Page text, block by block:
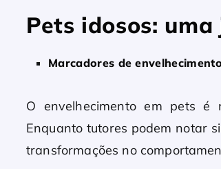
Pets idosos:
Marcadores de
O envelhecimento em pets é
Enquanto tutores podem notar
transformações no